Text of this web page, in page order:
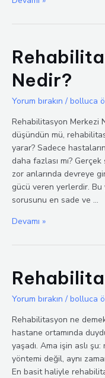
Nedir?
Yorum bırakın / bolluca
Rehabilitasyon Merkezi
düşündün mü,
yarar? Sadece
daha fazlası mı?
zor anlarında devreye
gücü veren yerlerdir. Bu
sorusunu en sade ve …
Rehabilitasyon
Nedir?
Devamı »
Yorum bırakın / bolluca
Rehabilitasyon ne
hastane ortamında
yaşadı. Ama işin aslı
yöntemi değil, aynı
En basit haliyle